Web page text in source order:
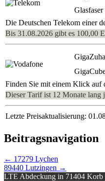
Die Deutschen Telekom einer
Bis 31.08.2026 gibt es 100,00
Finden Sie mit einem Klick auf
Dieser Tarif ist 12 Monate lang
Letzte Preisaktualisierung:
Beitragsnavigation
← 17279 Lychen
89440 Lutzingen →
LTE Abdeckung in 71404 Korb